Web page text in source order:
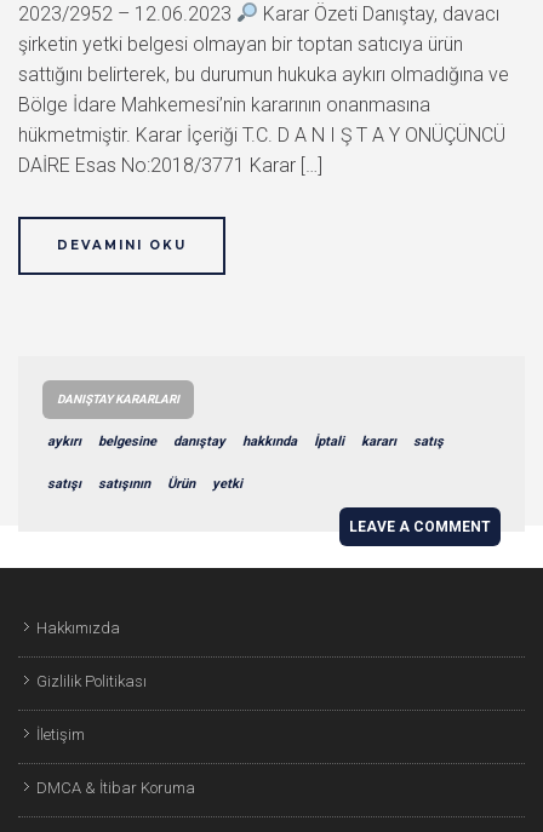
2023/2952 – 12.06.2023
Karar Özeti Danıştay, davacı
şirketin yetki belgesi olmayan bir toptan satıcıya ürün
sattığını belirterek, bu durumun hukuka aykırı olmadığına ve
Bölge İdare Mahkemesi’nin kararının onanmasına
hükmetmiştir. Karar İçeriği T.C. D A N I Ş T A Y ONÜÇÜNCÜ
DAİRE Esas No:2018/3771 Karar […]
DEVAMINI OKU
DANIŞTAY KARARLARI
aykırı belgesine danıştay hakkında İptali kararı satış
satışı satışının Ürün yetki
LEAVE A COMMENT
Hakkımızda
Gizlilik Politikası
İletişim
DMCA & İtibar Koruma